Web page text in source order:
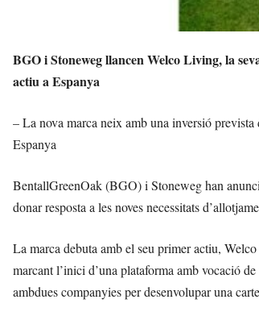
BGO i Stoneweg llancen Welco Living, la
actiu a Espanya
– La nova marca neix amb una inversió
Espanya
BentallGreenOak (BGO) i Stoneweg han
donar resposta a les noves necessitats
La marca debuta amb el seu primer actiu,
marcant l’inici d’una plataforma amb vocació
ambdues companyies per desenvolupar una